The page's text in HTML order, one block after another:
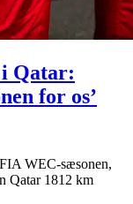
Qatar:
for os’
WEC-sæsonen,
Qatar 1812 km